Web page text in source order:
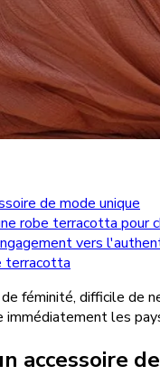
de mode unique
robe terracotta pour
vers
terracotta
féminité, difficile de
les
accessoire